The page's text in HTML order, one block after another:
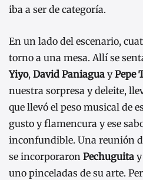
iba a ser de categoría.
En un lado del escenario,
torno a una mesa. Allí se
Yiyo, David Paniagua yPepe
nuestra sorpresa y deleite,
que llevó el peso musical de
gusto y flamencura y ese
inconfundible. Una reunión
se incorporaron Pechuguita y
uno pinceladas de su arte.